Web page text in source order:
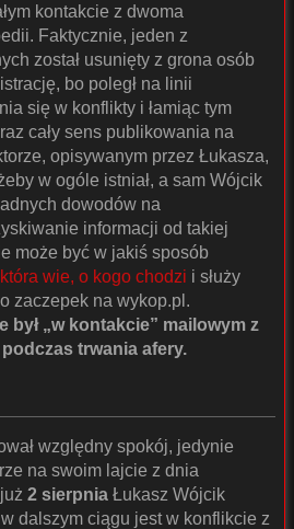
kontakcie z dwoma
Faktycznie, jeden z
został usunięty z grona osób
bo poległ na linii
się w konflikty i łamiąc tym
cały sens publikowania na
opisywanym przez Łukasza,
w ogóle istniał, a sam Wójcik
dowodów na
informacji od takiej
może być w jakiś sposób
wie, o kogo chodzi i służy
zaczepek na wykop.pl.
był „w kontakcie” mailowym z
trwania afery.
względny spokój, jedynie
na swoim lajcie z dnia
2 sierpnia Łukasz Wójcik
dalszym ciągu jest w konflikcie z